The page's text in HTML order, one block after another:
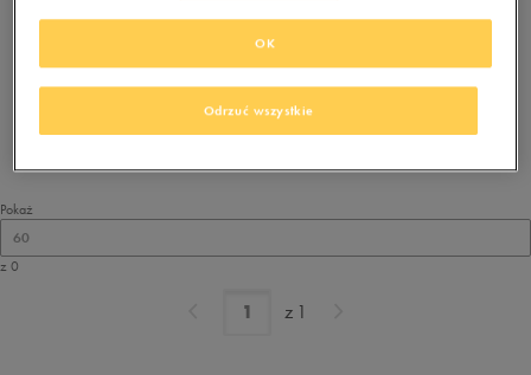
Brak produktów do wyświetlenia
Zmień kryteria wyszukiwania lub
usuń wybrane filtry
Pokaż
60
z 0
z 1
Odrzuć wszystkie
OK